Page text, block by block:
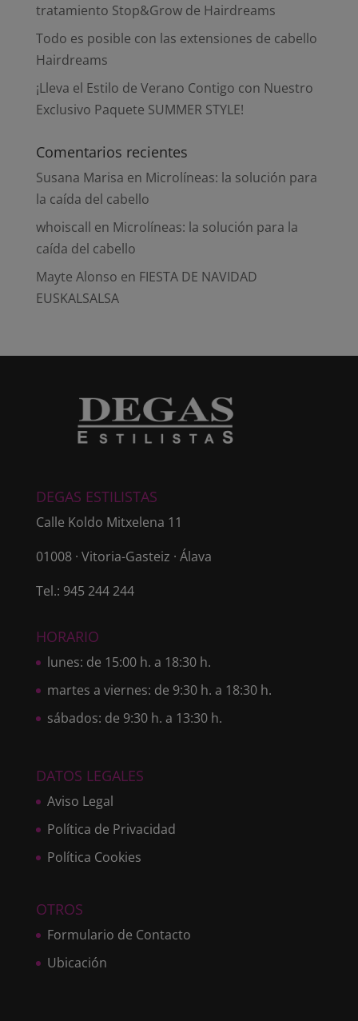
tratamiento Stop&Grow de Hairdreams
Todo es posible con las extensiones de cabello
Hairdreams
¡Lleva el Estilo de Verano Contigo con Nuestro
Exclusivo Paquete SUMMER STYLE!
Comentarios recientes
Susana Marisa en Microlíneas: la solución para
la caída del cabello
whoiscall en Microlíneas: la solución para la
caída del cabello
Mayte Alonso en FIESTA DE NAVIDAD
EUSKALSALSA
DEGAS ESTILISTAS
Calle Koldo Mitxelena 11
01008 · Vitoria-Gasteiz · Álava
Tel.: 945 244 244
HORARIO
lunes: de 15:00 h. a 18:30 h.
martes a viernes: de 9:30 h. a 18:30 h.
sábados: de 9:30 h. a 13:30 h.
DATOS LEGALES
Aviso Legal
Política de Privacidad
Política Cookies
OTROS
Formulario de Contacto
Ubicación